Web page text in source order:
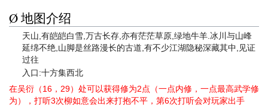
Ø 地图介绍
天山,有皑皑白雪,万古长存,亦有茫茫草原,绿地牛羊.冰川与山峰
延绵不绝,山脚是丝路漫长的古道,有不少江湖隐秘深藏其中,见证
过往
入口:十方集西北
在吴衍（16，29）处可以获得修为2点（一点内修，一点最高武学修
为），打听3次柳如意会出来打抱不平，第6次打听会对玩家出手